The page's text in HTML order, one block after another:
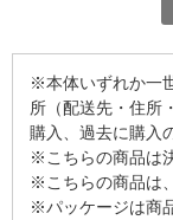
※本体いずれか一
所（配送先・住所
購入、過去に購入
※こちらの商品は
※こちらの商品は
※パッケージは商